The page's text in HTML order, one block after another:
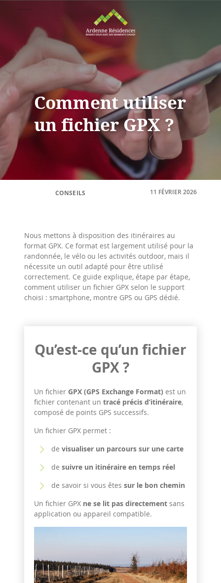
Comment utiliser
un fichier GPX ?
CONSEILS 11 FÉVRIER 2026
Nous mettons à disposition des itinéraires au
format GPX. Ce format est largement utilisé pour la
randonnée, le vélo ou les activités outdoor, mais il
nécessite un outil adapté pour être utilisé
correctement. Ce guide explique, étape par étape,
comment utiliser un fichier GPX selon le support
choisi : smartphone, montre GPS ou GPS dédié.
Qu’est-ce qu’un fichier
GPX ?
Un fichier GPX (GPS Exchange Format) est un
fichier contenant un tracé précis d’itinéraire,
composé de points GPS successifs.
Un fichier GPX permet :
de visualiser un parcours sur une carte
de suivre un itinéraire en temps réel
de savoir si vous êtes sur le bon chemin
Un fichier GPX ne se lit pas directement sans
application ou appareil compatible.